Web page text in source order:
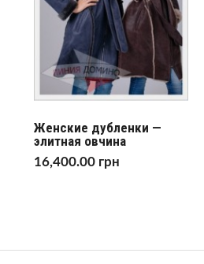
Женские дубленки —
элитная овчина
16,400.00 грн